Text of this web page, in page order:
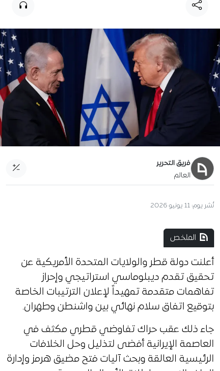
فريق التحرير
العالم
نُشر يوم: 11 يونيو 2026
الملخص
أعلنت دولة قطر والولايات المتحدة الأمريكية عن
تحقيق تقدم ديبلوماسي استراتيجي وإحراز
تفاهمات متقدمة تمهيداً لإعلان الترتيبات الخاصة
بتوقيع اتفاق سلام نهائي بين واشنطن وطهران.
جاء ذلك عقب حراك تفاوضي قطري مكثف في
العاصمة الإيرانية أفضى لتذليل وحل الخلافات
الرئيسية العالقة وبحث آليات فتح مضيق هرمز وإدارة